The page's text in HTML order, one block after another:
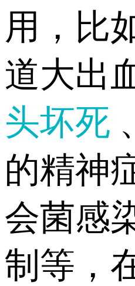
用，比
道大出
头坏死
的精神
会菌感
制等，